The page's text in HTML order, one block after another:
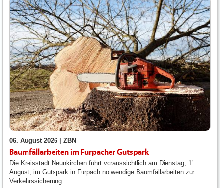
06. August 2026 | ZBN
Baumfällarbeiten im Furpacher Gutspark
Die Kreisstadt Neunkirchen führt voraussichtlich am Dienstag, 11.
August, im Gutspark in Furpach notwendige Baumfällarbeiten zur
Verkehrssicherung...